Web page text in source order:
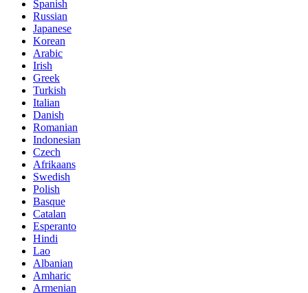
Spanish
Russian
Japanese
Korean
Arabic
Irish
Greek
Turkish
Italian
Danish
Romanian
Indonesian
Czech
Afrikaans
Swedish
Polish
Basque
Catalan
Esperanto
Hindi
Lao
Albanian
Amharic
Armenian